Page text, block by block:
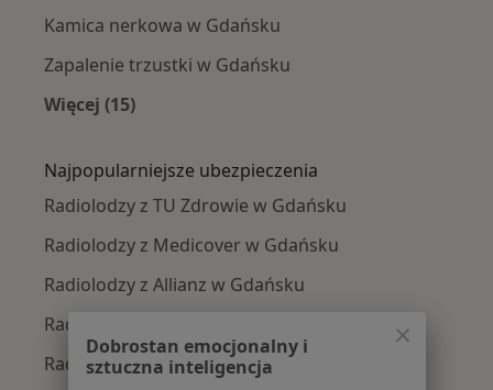
Kamica nerkowa w Gdańsku
Zapalenie trzustki w Gdańsku
Więcej (15)
Najpopularniejsze ubezpieczenia
Radiolodzy z TU Zdrowie w Gdańsku
Radiolodzy z Medicover w Gdańsku
Radiolodzy z Allianz w Gdańsku
Radiolodzy z Signal Iduna w Gdańsku
Radiolodzy z LUX MED w Gdańsku
Dobrostan emocjonalny i
sztuczna inteligencja